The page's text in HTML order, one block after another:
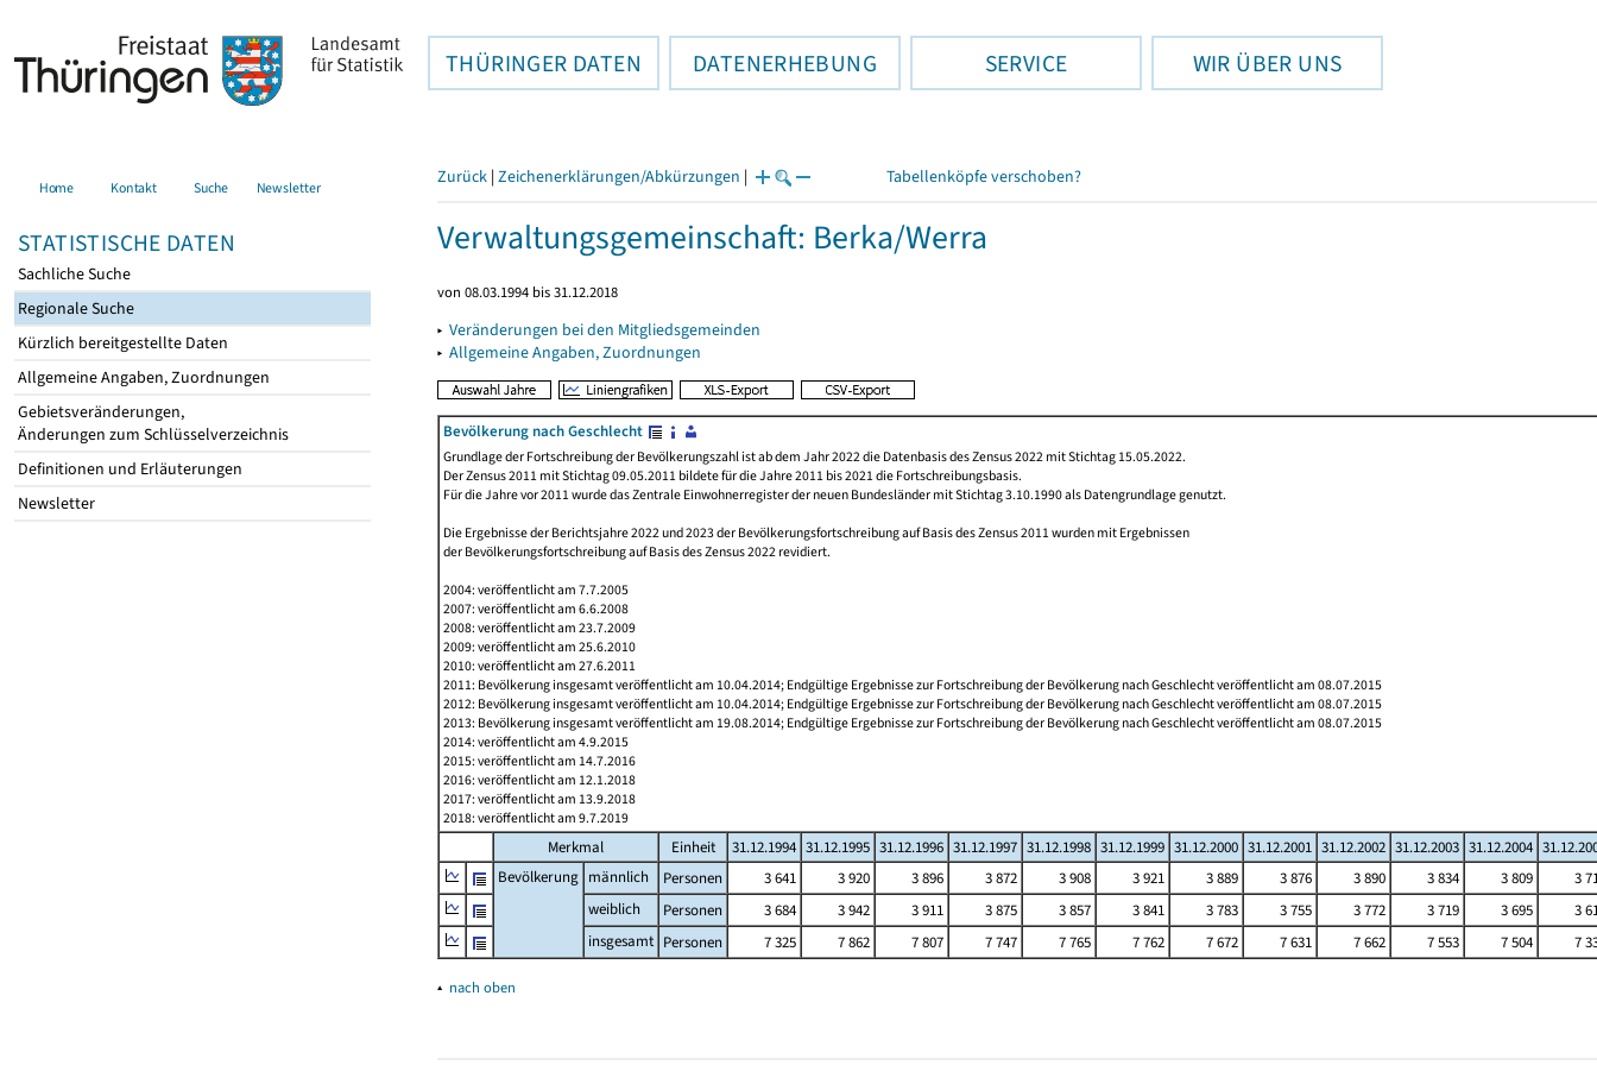
THÜRINGER DATEN DATENERHEBUNG SERVICE WIR ÜBER UNS
Home Kontakt Suche Newsletter
STATISTISCHE DATEN
Sachliche Suche
Regionale Suche
Kürzlich bereitgestellte Daten
Allgemeine Angaben, Zuordnungen
Gebietsveränderungen,
Änderungen zum Schlüsselverzeichnis
Definitionen und Erläuterungen
Newsletter
Zurück | Zeichenerklärungen/Abkürzungen | Tabellenköpfe verschoben?
Verwaltungsgemeinschaft: Berka/Werra
von 08.03.1994 bis 31.12.2018
▸ Veränderungen bei den Mitgliedsgemeinden
▸ Allgemeine Angaben, Zuordnungen
Bevölkerung nach Geschlecht
Grundlage der Fortschreibung der Bevölkerungszahl ist ab dem Jahr 2022 die Datenbasis des Zensus 2022 mit Stichtag 15.05.2022.
Der Zensus 2011 mit Stichtag 09.05.2011 bildete für die Jahre 2011 bis 2021 die Fortschreibungsbasis.
Für die Jahre vor 2011 wurde das Zentrale Einwohnerregister der neuen Bundesländer mit Stichtag 3.10.1990 als Datengrundlage genutzt.
Die Ergebnisse der Berichtsjahre 2022 und 2023 der Bevölkerungsfortschreibung auf Basis des Zensus 2011 wurden mit Ergebnissen
der Bevölkerungsfortschreibung auf Basis des Zensus 2022 revidiert.
2004: veröffentlicht am 7.7.2005
2007: veröffentlicht am 6.6.2008
2008: veröffentlicht am 23.7.2009
2009: veröffentlicht am 25.6.2010
2010: veröffentlicht am 27.6.2011
2011: Bevölkerung insgesamt veröffentlicht am 10.04.2014; Endgültige Ergebnisse zur Fortschreibung der Bevölkerung nach Geschlecht veröffentlicht am 08.07.2015
2012: Bevölkerung insgesamt veröffentlicht am 10.04.2014; Endgültige Ergebnisse zur Fortschreibung der Bevölkerung nach Geschlecht veröffentlicht am 08.07.2015
2013: Bevölkerung insgesamt veröffentlicht am 19.08.2014; Endgültige Ergebnisse zur Fortschreibung der Bevölkerung nach Geschlecht veröffentlicht am 08.07.2015
2014: veröffentlicht am 4.9.2015
2015: veröffentlicht am 14.7.2016
2016: veröffentlicht am 12.1.2018
2017: veröffentlicht am 13.9.2018
2018: veröffentlicht am 9.7.2019
Merkmal Einheit 31.12.1994 31.12.1995 31.12.1996 31.12.1997 31.12.1998 31.12.1999 31.12.2000 31.12.2001 31.12.2002 31.12.2003 31.12.2004
Bevölkerung männlich Personen 3 641 3 920 3 896 3 872 3 908 3 921 3 889 3 876 3 890 3 834 3 809
3
weiblich
Personen 3 684 3 942 3 911 3 875 3 857 3 841 3 783 3 755 3 772 3 719 3 695
3
insgesamt Personen 7 325 7 862 7 807 7 747 7 765 7 762 7 672 7 631 7 662 7 553 7 504 7
▴ nach oben